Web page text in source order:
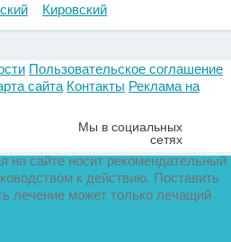
Кировский
Пользовательское соглашение
сайта Контакты Реклама на
Мы в социальных
сетях
сайте носит рекомендательный
к действию. Поставить
лечение может только лечащий